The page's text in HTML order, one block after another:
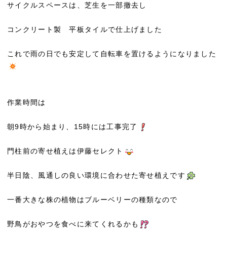
サイクルスペースは、芝生を一部撤去し
コンクリート製 平板タイルで仕上げました
これで雨の日でも安定して自転車を置けるようになりました
作業時間は
朝9時から始まり、15時には工事完了
門柱前の寄せ植えは伊藤セレクト
半日陰、風通しの良い環境に合わせた寄せ植えです
一番大きな株の植物はブルーベリーの種類なので
野鳥がおやつを食べに来てくれるかも